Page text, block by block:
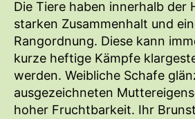
Die Tiere haben innerhalb der
starken Zusammenhalt und
Rangordnung. Diese kann
kurze heftige Kämpfe
werden. Weibliche Schafe
ausgezeichneten
hoher Fruchtbarkeit. Ihr